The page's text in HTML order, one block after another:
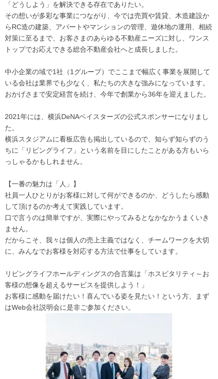
「どうしよう」を解決できる存在でありたい。
その想いが多彩な事業につながり、今では売買や賃貸、木造建設か
らRC造の建築、アパートやマンションの管理、遊休地の運用、相続
対策に至るまで、お客さまのあらゆる不動産ニーズに対し、ワンス
トップでお応えできる総合不動産会社へと成長しました。
中小企業の域で1社（1グループ）でここまで幅広く事業を展開して
いる会社は業界でも少なく、私たちの大きな強みになっています。
おかげさまで安定経営を続け、今年で創業から36年を迎えました。
2021年には、横浜DeNAベイスターズの公式スポンサーになりまし
た。
横浜スタジアムに看板広告も掲出しているので、知らず知らずのう
ちに「リビングライフ」という名前を目にしたことがある方もいら
っしゃるかもしれません。
【一番の魅力は「人」】
社員一人ひとりがお客様に対して何ができるのか、どうしたら感動
して頂けるのか考えて実践しています。
口で言うのは簡単ですが、実際にやってみるとなかなかうまくいき
ません。
だからこそ、我々は個人の売上主義ではなく、チームワークを大切
に、みんなでお客様を対応する方法で仕事をしています。
リビングライフホールディングスの合言葉は「ホスピタリティ～お
客様の想像を超えるサービスを提供しよう！」
お客様に感動を届けたい！喜んでいる姿を見たい！という方、まず
はWeb会社説明会に是非ご参加ください。